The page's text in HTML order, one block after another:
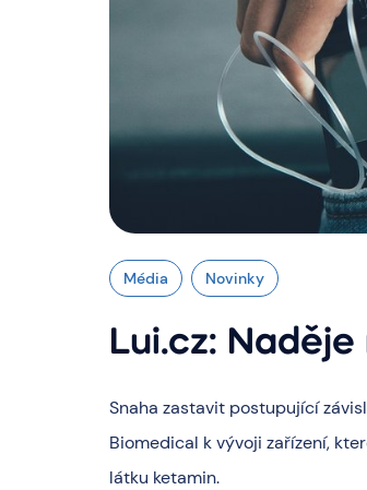
Média Novinky
Lui.cz:
Snaha zastavit postupující
Biomedical k vývoji zařízení,
látku ketamin.